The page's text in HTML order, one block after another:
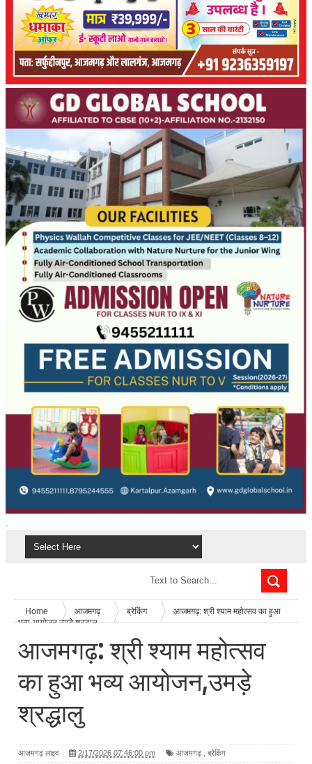
.
Home आजमगढ़ ब्रेकिंग
आजमगढ़: श्री श्याम महोत्सव का हुआ
भव्य आयोजन,उमड़े श्रद्धालु
आजमगढ़: श्री श्याम महोत्सव
का हुआ भव्य आयोजन,उमड़े
श्रद्धालु
आज़मगढ़ लाइव 2/17/2026 07:46:00 pm आजमगढ़ ब्रेकिंग